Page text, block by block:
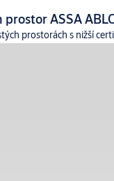
ASSA
prostorách s nižší